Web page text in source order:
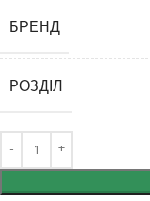
БРЕНД
РОЗДІЛ